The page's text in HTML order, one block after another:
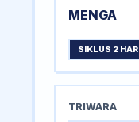
MENGA
SIKLUS 2 HARI
TRIWARA